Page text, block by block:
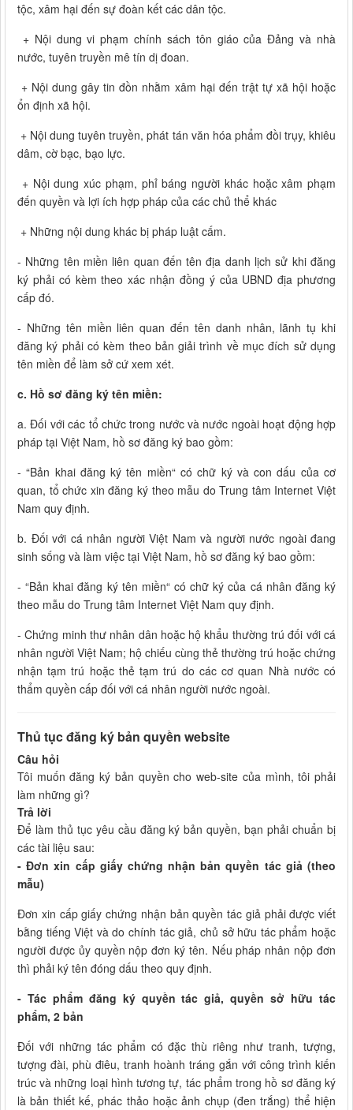
tộc, xâm hại đến sự đoàn kết các dân tộc.
+ Nội dung vi phạm chính sách tôn giáo của Đảng và nhà
nước, tuyên truyền mê tín dị đoan.
+ Nội dung gây tin đồn nhằm xâm hại đến trật tự xã hội hoặc
ổn định xã hội.
+ Nội dung tuyên truyền, phát tán văn hóa phẩm đồi trụy, khiêu
dâm, cờ bạc, bạo lực.
+ Nội dung xúc phạm, phỉ báng người khác hoặc xâm phạm
đến quyền và lợi ích hợp pháp của các chủ thể khác
+ Những nội dung khác bị pháp luật cấm.
- Những tên miền liên quan đến tên địa danh lịch sử khi đăng
ký phải có kèm theo xác nhận đồng ý của UBND địa phương
cấp đó.
- Những tên miền liên quan đến tên danh nhân, lãnh tụ khi
đăng ký phải có kèm theo bản giải trình về mục đích sử dụng
tên miền để làm sở cứ xem xét.
c. Hồ sơ đăng ký tên miền:
a. Đối với các tổ chức trong nước và nước ngoài hoạt động hợp
pháp tại Việt Nam, hồ sơ đăng ký bao gồm:
- “Bản khai đăng ký tên miền“ có chữ ký và con dấu của cơ
quan, tổ chức xin đăng ký theo mẫu do Trung tâm Internet Việt
Nam quy định.
b. Đối với cá nhân người Việt Nam và người nước ngoài đang
sinh sống và làm việc tại Việt Nam, hồ sơ đăng ký bao gồm:
- “Bản khai đăng ký tên miền“ có chữ ký của cá nhân đăng ký
theo mẫu do Trung tâm Internet Việt Nam quy định.
- Chứng minh thư nhân dân hoặc hộ khẩu thường trú đối với cá
nhân người Việt Nam; hộ chiếu cùng thẻ thường trú hoặc chứng
nhận tạm trú hoặc thẻ tạm trú do các cơ quan Nhà nước có
thẩm quyền cấp đối với cá nhân người nước ngoài.
Thủ tục đăng ký bản quyền website
Câu hỏi
Tôi muốn đăng ký bản quyền cho web-site của mình, tôi phải
làm những gì?
Trả lời
Để làm thủ tục yêu cầu đăng ký bản quyền, bạn phải chuẩn bị
các tài liệu sau:
- Đơn xin cấp giấy chứng nhận bản quyền tác giả (theo
mẫu)
Đơn xin cấp giấy chứng nhận bản quyền tác giả phải được viết
bằng tiếng Việt và do chính tác giả, chủ sở hữu tác phẩm hoặc
người được ủy quyền nộp đơn ký tên. Nếu pháp nhân nộp đơn
thì phải ký tên đóng dấu theo quy định.
- Tác phẩm đăng ký quyền tác giả, quyền sở hữu tác
phẩm, 2 bản
Đối với những tác phẩm có đặc thù riêng như tranh, tượng,
tượng đài, phù điêu, tranh hoành tráng gắn với công trình kiến
trúc và những loại hình tương tự, tác phẩm trong hồ sơ đăng ký
là bản thiết kế, phác thảo hoặc ảnh chụp (đen trắng) thể hiện